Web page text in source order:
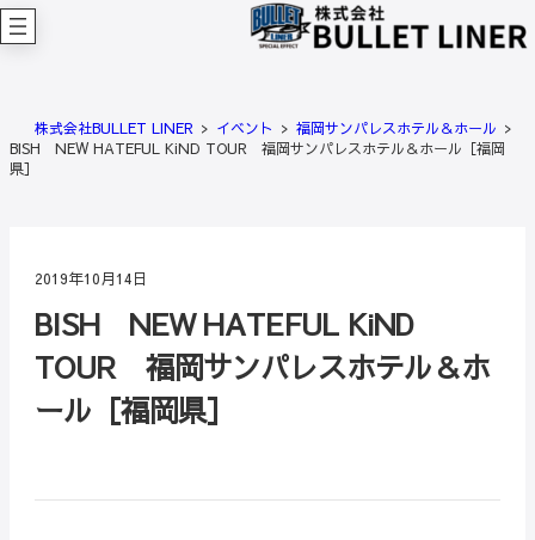
内
容
ッ
プ
株式会社BULLET LINER イベント
福岡サンパレスホテル＆ホール
BISH NEW HATEFUL KiND TOUR 福岡サンパレスホテル＆ホール［福岡
県］
2019年10月14日
BISH NEW HATEFUL KiND
TOUR 福岡サンパレスホテル＆ホ
ール［福岡県］